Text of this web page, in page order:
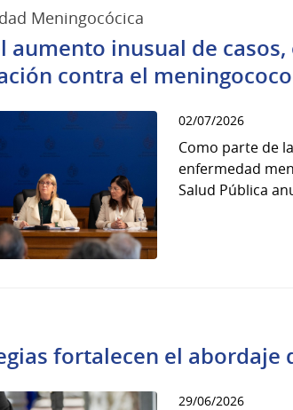
Meningocócica
aumento inusual de
contra el meningococo
02/07/2026
Como parte de
enfermedad
Salud Pública
fortalecen el abordaje
29/06/2026